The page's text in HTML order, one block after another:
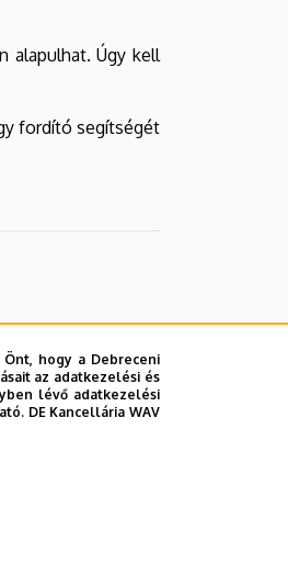
alapulhat. Úgy kell
fordító segítségét
hogy a Debreceni
az adatkezelési és
lévő adatkezelési
DE Kancellária WAV